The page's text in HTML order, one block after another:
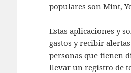
populares son Mint,
Estas aplicaciones y
gastos y recibir
personas que tienen
llevar un registro de